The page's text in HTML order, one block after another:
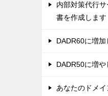
内部対策代行サ
書を作成します
DADR60に増加
DADR50に増や
あなたのドメ